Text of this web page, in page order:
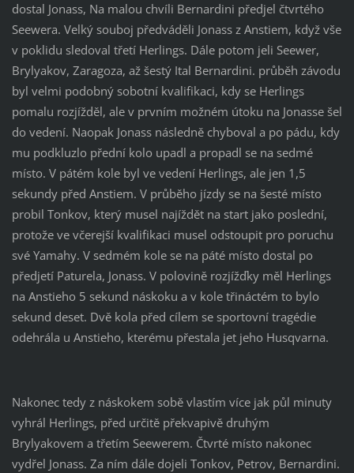
dostal Jonass, Na malou chvíli Bernardini předjel čtvrtého
Seewera. Velký souboj předváděli Jonass z Anstiem, když vše
v poklidu sledoval třetí Herlings. Dále potom jeli Seewer,
Brylyakov, Zaragoza, až šestý Ital Bernardini. průběh závodu
byl velmi podobný sobotní kvalifikaci, kdy se Herlings
pomalu rozjížděl, ale v prvním možném útoku na Jonasse šel
do vedení. Naopak Jonass následně chyboval a po pádu, kdy
mu podkluzlo přední kolo upadl a propadl se na sedmé
místo. V pátém kole byl ve vedení Herlings, ale jen 1,5
sekundy před Anstiem. V průběho jízdy se na šesté místo
probil Tonkov, který musel najíždět na start jako poslední,
protože ve včerejší kvalifikaci musel odstoupit pro poruchu
své Yamahy. V sedmém kole se na páté místo dostal po
předjetí Paturela, Jonass. V polovině rozjížďky měl Herlings
na Anstieho 5 sekund náskoku a v kole třináctém to bylo
sekund deset. Dvě kola před cílem se sportovní tragédie
odehrála u Anstieho, kterému přestala jet jeho Husqvarna.
Nakonec tedy z náskokem sobě vlastím více jak půl minuty
vyhrál Herlings, před určitě překvapivě druhým
Brylyakovem a třetím Seewerem. Čtvrté místo nakonec
vydřel Jonass. Za ním dále dojeli Tonkov, Petrov, Bernardini.